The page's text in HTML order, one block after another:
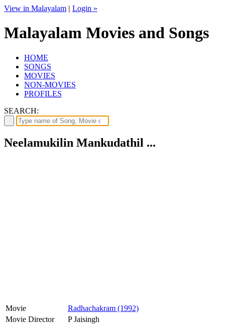
View in Malayalam | Login »
Malayalam Movies and Songs
HOME
SONGS
MOVIES
NON-MOVIES
PROFILES
SEARCH:
Neelamukilin Mankudathil ...
Movie
Radhachakram (1992)
Movie Director
P Jaisingh